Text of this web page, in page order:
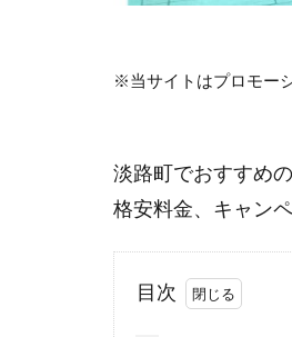
※当サイトはプロモー
淡路町でおすすめ
格安料金、キャン
目次